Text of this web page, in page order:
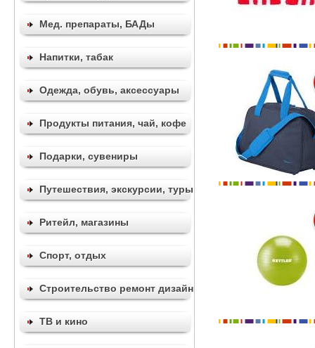
Мед. препараты, БАДы
Напитки, табак
Одежда, обувь, аксессуары
Продукты питания, чай, кофе
Подарки, сувениры
Путешествия, экскурсии, туры
Ритейл, магазины
Спорт, отдых
Строительство ремонт дизайн
ТВ и кино